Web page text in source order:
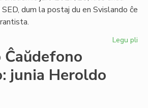
dum la postaj du en Svislando ĉe
Legu pli
junia Heroldo